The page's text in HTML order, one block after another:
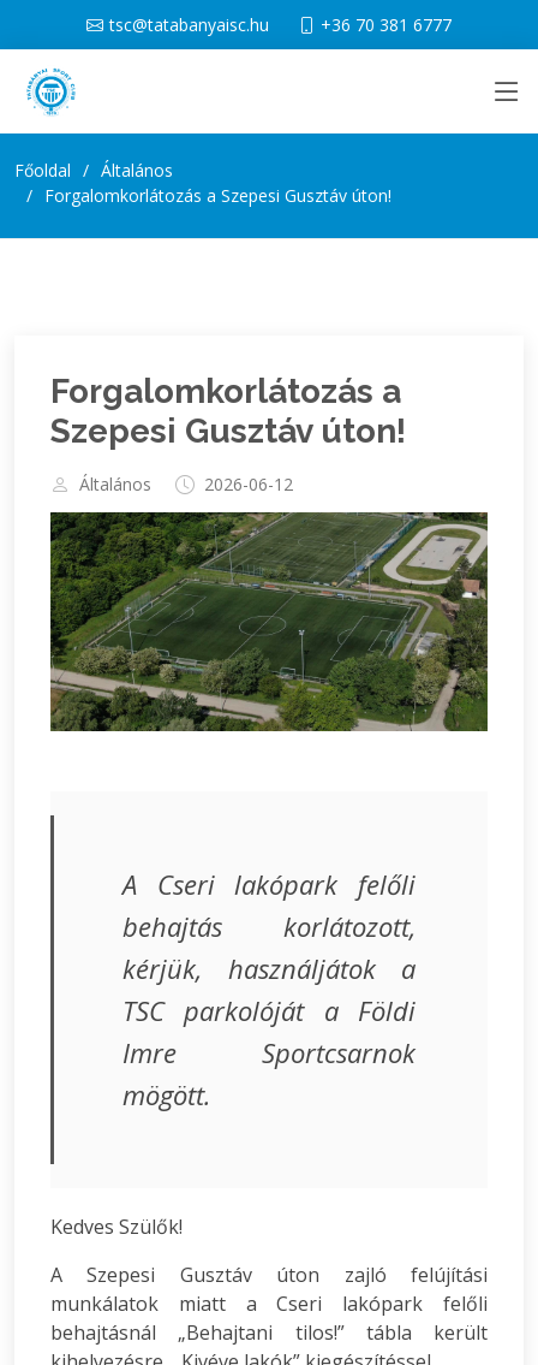
tsc@tatabanyaisc.hu +36 70 381 6777
Főoldal
Általános
Forgalomkorlátozás a Szepesi Gusztáv úton!
Forgalomkorlátozás a
Szepesi Gusztáv úton!
Általános 2026-06-12
A Cseri lakópark felőli
behajtás korlátozott,
kérjük, használjátok a
TSC parkolóját a Földi
Imre Sportcsarnok
mögött.
Kedves Szülők!
A Szepesi Gusztáv úton zajló felújítási
munkálatok miatt a Cseri lakópark felőli
behajtásnál „Behajtani tilos!” tábla került